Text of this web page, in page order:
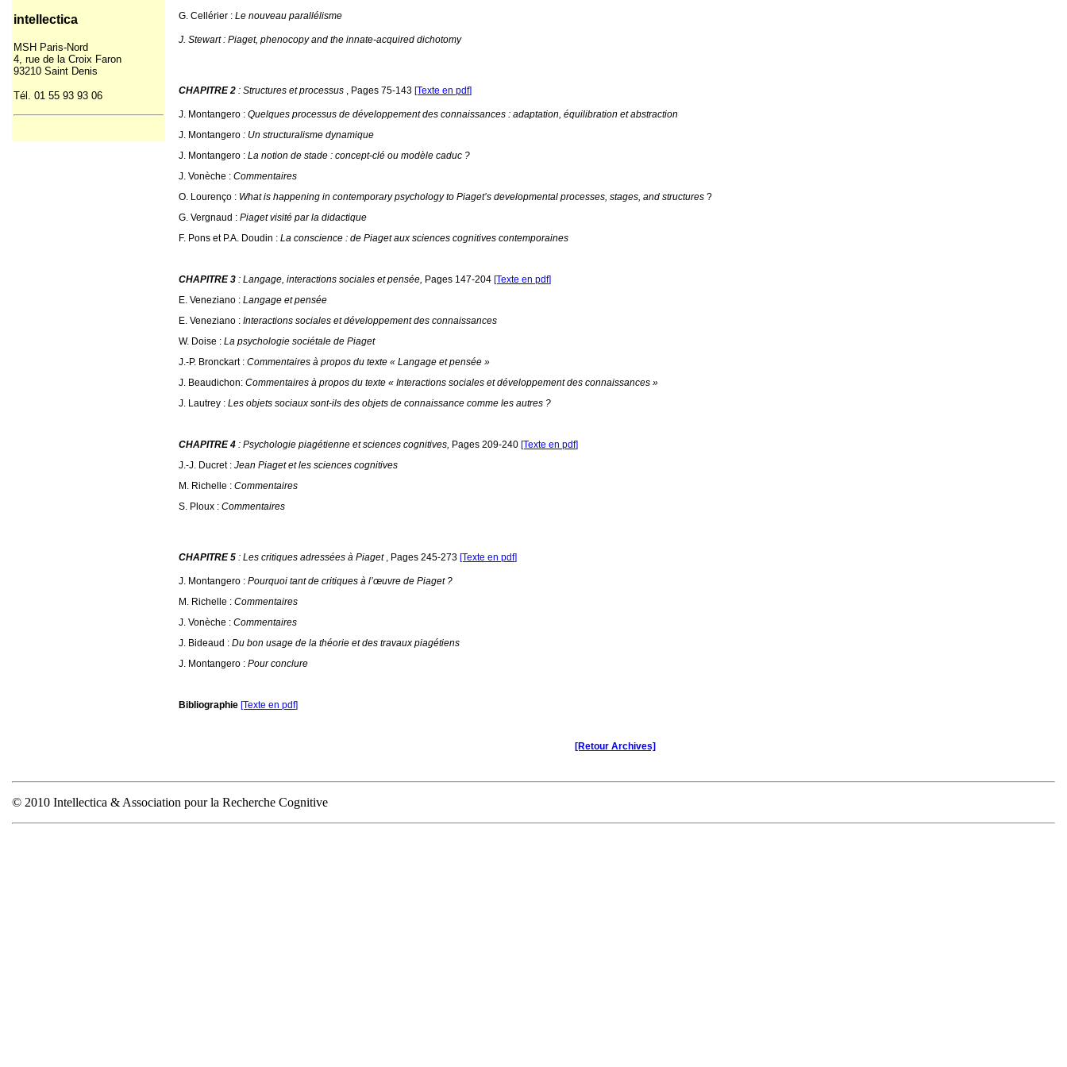
intellectica
MSH Paris-Nord
4, rue de la Croix Faron
93210 Saint Denis
Tél. 01 55 93 93 06
G. Cellérier : Le nouveau parallélisme
J. Stewart : Piaget, phenocopy and the innate-acquired dichotomy
CHAPITRE 2 : Structures et processus , Pages 75-143 [Texte en pdf]
J. Montangero : Quelques processus de développement des connaissances : adaptation, équilibration et abstraction
J. Montangero : Un structuralisme dynamique
J. Montangero : La notion de stade : concept-clé ou modèle caduc ?
J. Vonèche : Commentaires
O. Lourenço : What is happening in contemporary psychology to Piaget’s developmental processes, stages, and structures ?
G. Vergnaud : Piaget visité par la didactique
F. Pons et P.A. Doudin : La conscience : de Piaget aux sciences cognitives contemporaines
CHAPITRE 3 : Langage, interactions sociales et pensée, Pages 147-204 [Texte en pdf]
E. Veneziano : Langage et pensée
E. Veneziano : Interactions sociales et développement des connaissances
W. Doise : La psychologie sociétale de Piaget
J.-P. Bronckart : Commentaires à propos du texte « Langage et pensée »
J. Beaudichon: Commentaires à propos du texte « Interactions sociales et développement des connaissances »
J. Lautrey : Les objets sociaux sont-ils des objets de connaissance comme les autres ?
CHAPITRE 4 : Psychologie piagétienne et sciences cognitives, Pages 209-240 [Texte en pdf]
J.-J. Ducret : Jean Piaget et les sciences cognitives
M. Richelle : Commentaires
S. Ploux : Commentaires
CHAPITRE 5 : Les critiques adressées à Piaget, Pages 245-273 [Texte en pdf]
J. Montangero : Pourquoi tant de critiques à l’œuvre de Piaget ?
M. Richelle : Commentaires
J. Vonèche : Commentaires
J. Bideaud : Du bon usage de la théorie et des travaux piagétiens
J. Montangero : Pour conclure
Bibliographie [Texte en pdf]
[Retour Archives]
© 2010 Intellectica & Association pour la Recherche Cognitive